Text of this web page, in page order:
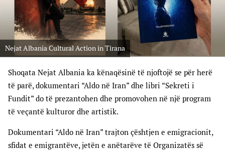
Nejat Albania Cultural Action in Tirana
Shoqata Nejat Albania ka kënaqësinë të njoftojë se për herë
të parë, dokumentari “Aldo në Iran” dhe libri “Sekreti i
Fundit” do të prezantohen dhe promovohen në një program
të veçantë kulturor dhe artistik.
Dokumentari “Aldo në Iran” trajton çështjen e emigracionit,
sfidat e emigrantëve, jetën e anëtarëve të Organizatës së